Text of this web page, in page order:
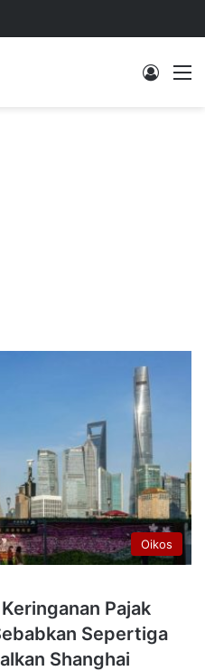
Log In
Oikos
Pajak
Sepertiga
Shanghai